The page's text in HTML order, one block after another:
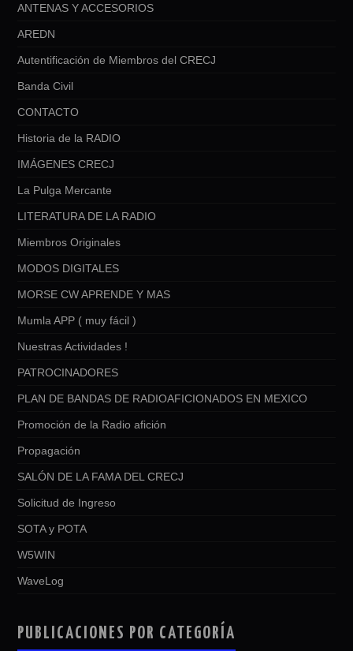
ANTENAS Y ACCESORIOS
AREDN
Autentificación de Miembros del CRECJ
Banda Civil
CONTACTO
Historia de la RADIO
IMÁGENES CRECJ
La Pulga Mercante
LITERATURA DE LA RADIO
Miembros Originales
MODOS DIGITALES
MORSE CW APRENDE Y MAS
Mumla APP ( muy fácil )
Nuestras Actividades !
PATROCINADORES
PLAN DE BANDAS DE RADIOAFICIONADOS EN MEXICO
Promoción de la Radio afición
Propagación
SALÓN DE LA FAMA DEL CRECJ
Solicitud de Ingreso
SOTA y POTA
W5WIN
WaveLog
PUBLICACIONES POR CATEGORÍA